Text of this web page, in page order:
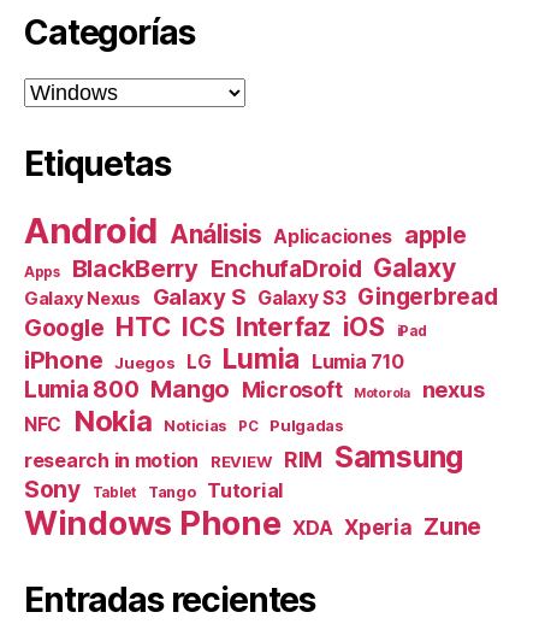
Categorías
Categorías
Etiquetas
Android Análisis Aplicaciones apple
Apps BlackBerry EnchufaDroid Galaxy
Galaxy Nexus Galaxy S Galaxy S3 Gingerbread
Google HTC ICS Interfaz iOS iPad
iPhone Juegos LG Lumia Lumia 710
Lumia 800 Mango Microsoft Motorola nexus
NFC Nokia Noticias PC Pulgadas
research in motion REVIEW RIM Samsung
Sony Tablet Tango Tutorial
Windows Phone XDA Xperia Zune
Entradas recientes